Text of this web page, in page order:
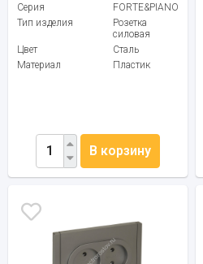
Серия
FORTE&PIANO
Тип изделия
Розетка
силовая
Цвет
Сталь
Материал
Пластик
В корзину